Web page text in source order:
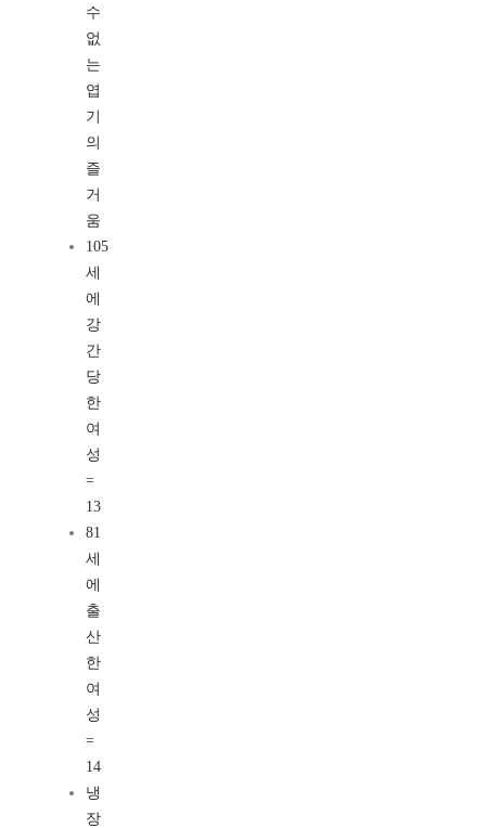
수
없
는
엽
기
의
즐
거
움
105
세
에
강
간
당
한
여
성
=
13
81
세
에
출
산
한
여
성
=
14
냉
장